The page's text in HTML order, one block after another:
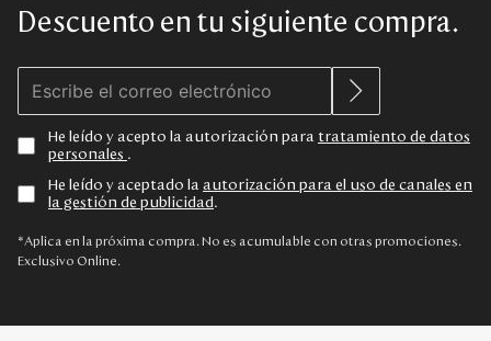
Descuento en tu siguiente compra.
He leído y acepto la autorización para tratamiento de datos
personales .
He leído y aceptado la autorización para el uso de canales en
la gestión de publicidad .
*Aplica en la próxima compra. No es acumulable con otras promociones.
Exclusivo Online.